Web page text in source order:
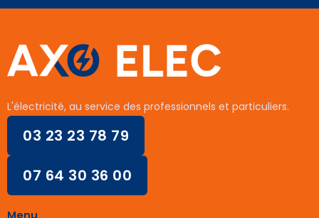
L'électricité, au service des professionnels et particuliers.
03 23 23 78 79
07 64 30 36 00
Menu